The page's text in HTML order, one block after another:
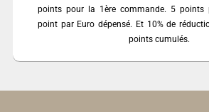
points pour la 1ère commande. 5 points
point par Euro dépensé. Et 10% de
points cumulés.